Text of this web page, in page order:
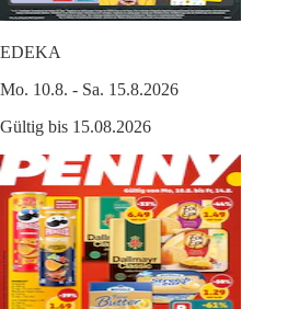
EDEKA
Mo. 10.8. - Sa. 15.8.2026
Gültig bis 15.08.2026